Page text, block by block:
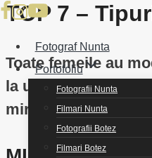
Fotograf Nunta
Portofoliu
Fotografii Nunta
Filmari Nunta
Fotografii Botez
Filmari Botez
TOP 7 –
Toate femeile au
la unul singur,
mirese care se